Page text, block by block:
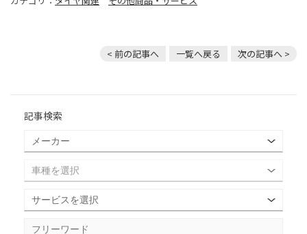
< 前の記事へ 一覧へ戻る 次の記事へ >
記事検索